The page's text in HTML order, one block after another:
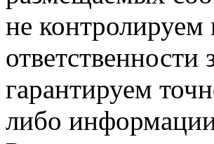
не контролируем
гарантируем
либо